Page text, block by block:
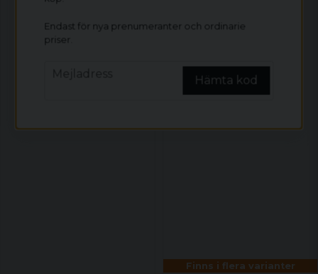
Finns i flera varianter
Endast för nya prenumeranter och ordinarie
priser.
email
Hämta kod